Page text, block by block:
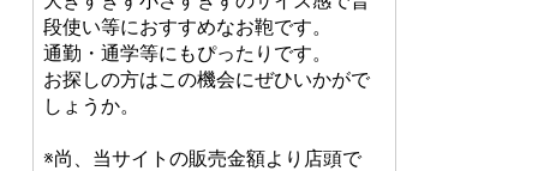
段使い等におすすめなお鞄です。
通勤・通学等にもぴったりです。
お探しの方はこの機会にぜひいかがで
しょうか。
※尚、当サイトの販売金額より店頭で